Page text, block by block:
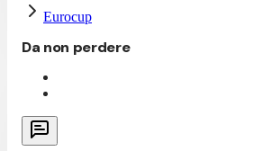
Eurocup
Da non perdere